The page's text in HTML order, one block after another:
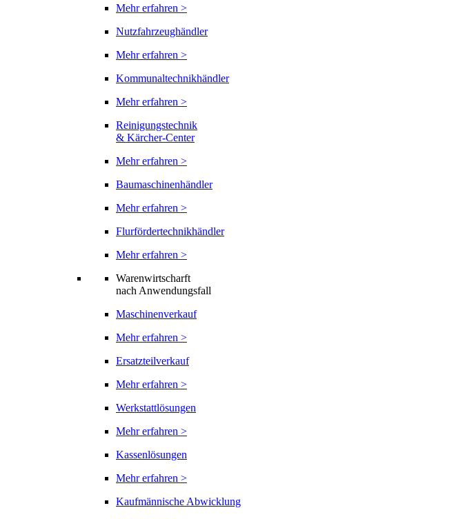
Mehr erfahren >
Nutzfahrzeughändler
Mehr erfahren >
Kommunaltechnikhändler
Mehr erfahren >
Reinigungstechnik
& Kärcher-Center
Mehr erfahren >
Baumaschinenhändler
Mehr erfahren >
Flurfördertechnikhändler
Mehr erfahren >
Warenwirtscharft
nach Anwendungsfall
Maschinenverkauf
Mehr erfahren >
Ersatzteilverkauf
Mehr erfahren >
Werkstattlösungen
Mehr erfahren >
Kassenlösungen
Mehr erfahren >
Kaufmännische Abwicklung